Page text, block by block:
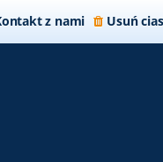
Usuń
z nami